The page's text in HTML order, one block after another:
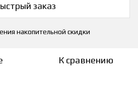
заказ
накопительной скидки
К сравнению